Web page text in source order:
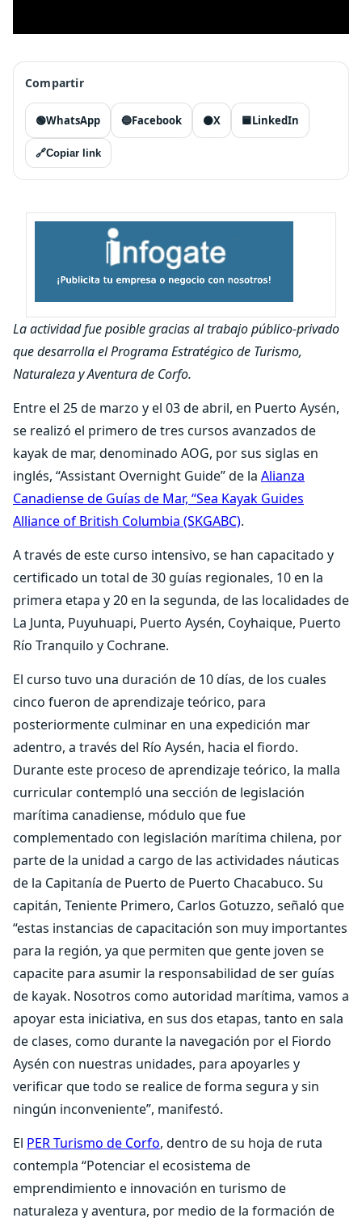
Compartir
🟢WhatsApp 🔵Facebook ⚫X 🟦LinkedIn
🔗Copiar link
La actividad fue posible gracias al trabajo público-privado
que desarrolla el Programa Estratégico de Turismo,
Naturaleza y Aventura de Corfo.
Entre el 25 de marzo y el 03 de abril, en Puerto Aysén,
se realizó el primero de tres cursos avanzados de
kayak de mar, denominado AOG, por sus siglas en
inglés, “Assistant Overnight Guide” de la Alianza
Canadiense de Guías de Mar, “Sea Kayak Guides
Alliance of British Columbia (SKGABC).
A través de este curso intensivo, se han capacitado y
certificado un total de 30 guías regionales, 10 en la
primera etapa y 20 en la segunda, de las localidades de
La Junta, Puyuhuapi, Puerto Aysén, Coyhaique, Puerto
Río Tranquilo y Cochrane.
El curso tuvo una duración de 10 días, de los cuales
cinco fueron de aprendizaje teórico, para
posteriormente culminar en una expedición mar
adentro, a través del Río Aysén, hacia el fiordo.
Durante este proceso de aprendizaje teórico, la malla
curricular contempló una sección de legislación
marítima canadiense, módulo que fue
complementado con legislación marítima chilena, por
parte de la unidad a cargo de las actividades náuticas
de la Capitanía de Puerto de Puerto Chacabuco. Su
capitán, Teniente Primero, Carlos Gotuzzo, señaló que
“estas instancias de capacitación son muy importantes
para la región, ya que permiten que gente joven se
capacite para asumir la responsabilidad de ser guías
de kayak. Nosotros como autoridad marítima, vamos a
apoyar esta iniciativa, en sus dos etapas, tanto en sala
de clases, como durante la navegación por el Fiordo
Aysén con nuestras unidades, para apoyarles y
verificar que todo se realice de forma segura y sin
ningún inconveniente”, manifestó.
El PER Turismo de Corfo, dentro de su hoja de ruta
contempla “Potenciar el ecosistema de
emprendimiento e innovación en turismo de
naturaleza y aventura, por medio de la formación de